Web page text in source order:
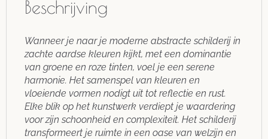
Beschrijving
Wanneer je naar je moderne abstracte schilderij in
zachte aardse kleuren kijkt, met een dominantie
van groene en roze tinten, voel je een serene
harmonie. Het samenspel van kleuren en
vloeiende vormen nodigt uit tot reflectie en rust.
Elke blik op het kunstwerk verdiept je waardering
voor zijn schoonheid en complexiteit. Het schilderij
transformeert je ruimte in een oase van welzijn en